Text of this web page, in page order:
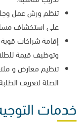
تنظم ورش عمل
على استكشاف
إقامة شراكات
وتوظيف قيمة
تنظيم معارض و
الصلة لتعريف
خدمات